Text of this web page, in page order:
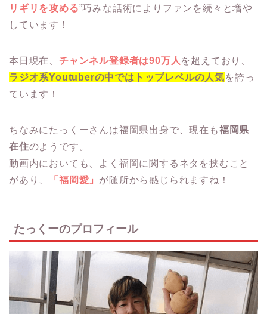
リギリを攻める”巧みな話術によりファンを続々と増や
しています！
本日現在、 チャンネル登録者は90万人 を超えており、
ラジオ系Youtuberの中ではトップレベルの人気を誇っ
ています！
ちなみにたっくーさんは福岡県出身で、現在も福岡県
在住のようです。
動画内においても、よく福岡に関するネタを挟むこと
があり、
「福岡愛」 が随所から感じられますね！
たっくーのプロフィール